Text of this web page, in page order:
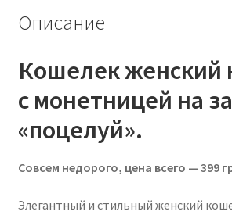
Описание
Кошелек женский
с монетницей на
«поцелуй».
Совсем недорого, цена всего — 399
Элегантный и стильный женский